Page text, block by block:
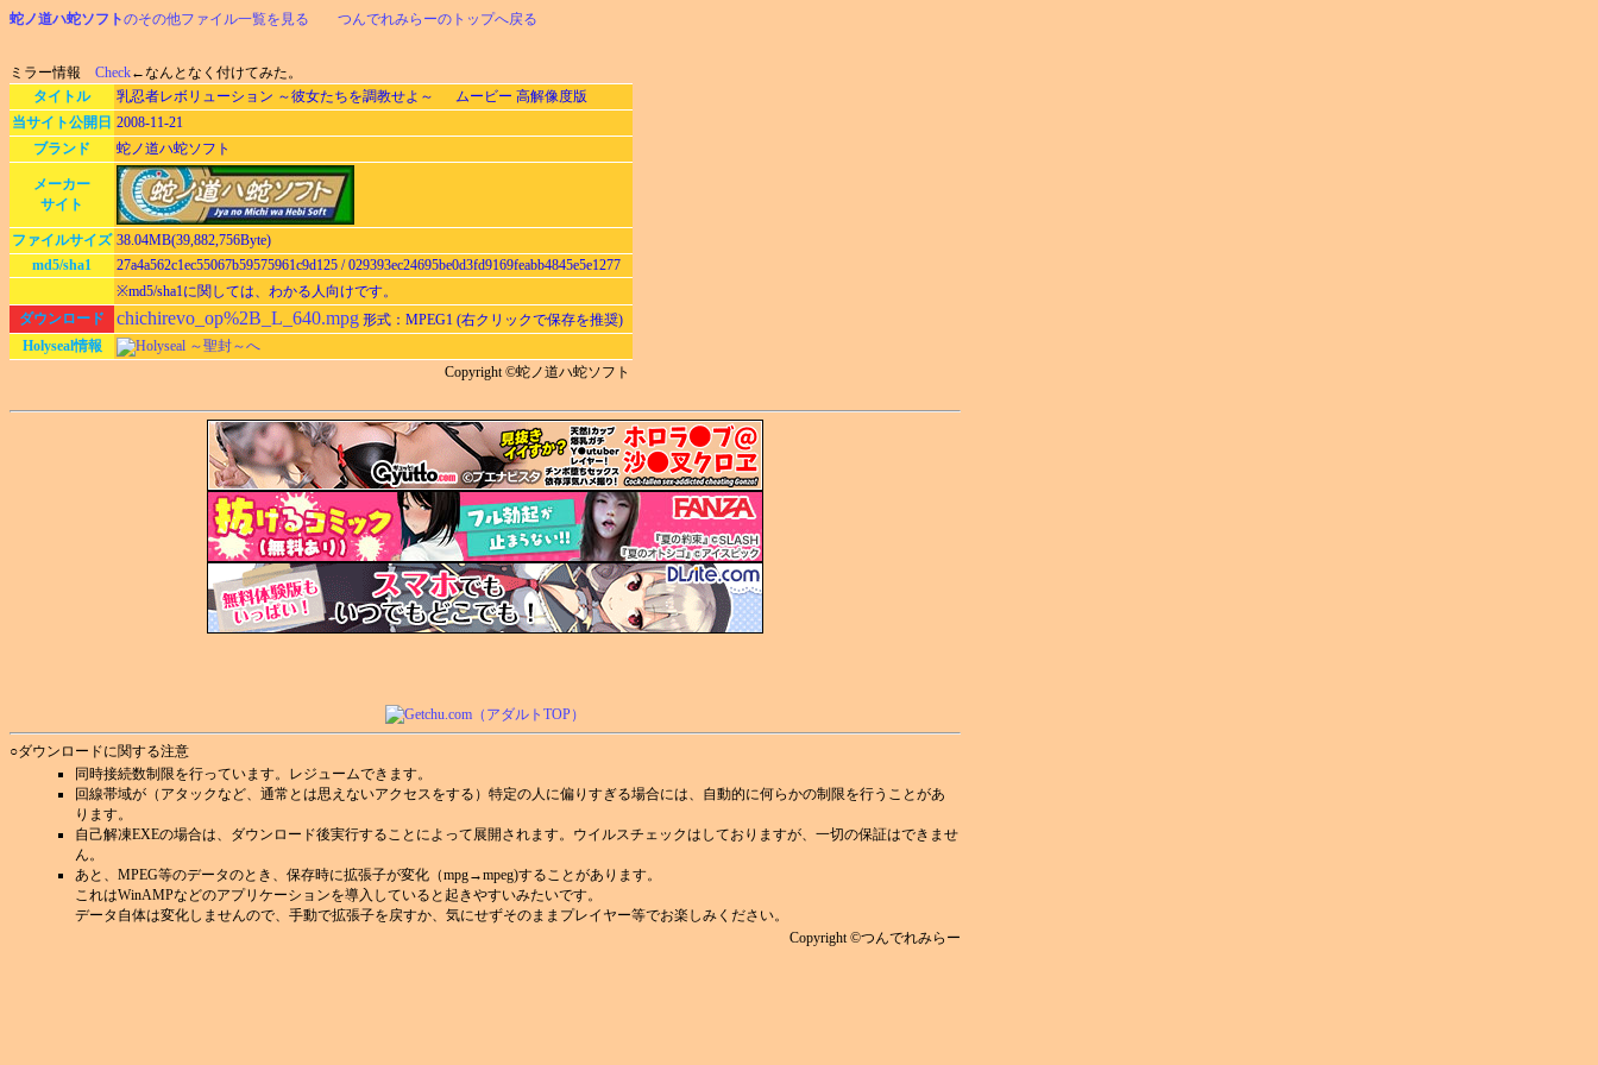
蛇ノ道ハ蛇ソフトのその他ファイル一覧を見る つんでれみらーのトップへ戻る
ミラー情報 Check←なんとなく付けてみた。
タイトル
乳忍者レボリューション ～彼女たちを調教せよ～ ムービー 高解像度版
当サイト公開日 2008-11-21
ブランド
蛇ノ道ハ蛇ソフト
メーカー
サイト
ファイルサイズ 38.04MB(39,882,756Byte)
md5/sha1
27a4a562c1ec55067b59575961c9d125 / 029393ec24695be0d3fd9169feabb4845e5e1277
※md5/sha1に関しては、わかる人向けです。
ダウンロード
chichirevo_op%2B_L_640.mpg 形式：MPEG1 (右クリックで保存を推奨)
Holyseal情報
Holyseal ～聖封～へ
Copyright ©蛇ノ道ハ蛇ソフト
○ダウンロードに関する注意
同時接続数制限を行っています。レジュームできます。
回線帯域が（アタックなど、通常とは思えないアクセスをする）特定の人に偏りすぎる場合には、自動的に何らかの制限を行うことがあ
ります。
自己解凍EXEの場合は、ダウンロード後実行することによって展開されます。ウイルスチェックはしておりますが、一切の保証はできませ
ん。
あと、MPEG等のデータのとき、保存時に拡張子が変化（mpg→mpeg)することがあります。
これはWinAMPなどのアプリケーションを導入していると起きやすいみたいです。
データ自体は変化しませんので、手動で拡張子を戻すか、気にせずそのままプレイヤー等でお楽しみください。
Copyright ©つんでれみらー